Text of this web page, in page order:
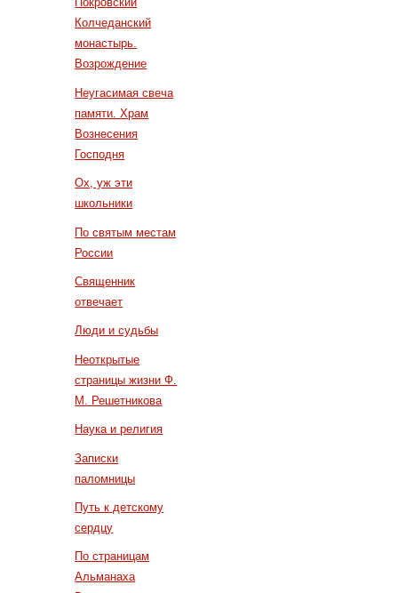
Колчеданский
монастырь.
Возрождение
Неугасимая свеча
памяти. Храм
Вознесения
Господня
Ох, уж эти
школьники
По святым местам
России
Священник
отвечает
Люди и судьбы
Неоткрытые
страницы жизни Ф.
М. Решетникова
Наука и религия
Записки
паломницы
Путь к детскому
сердцу
По страницам
Альманаха